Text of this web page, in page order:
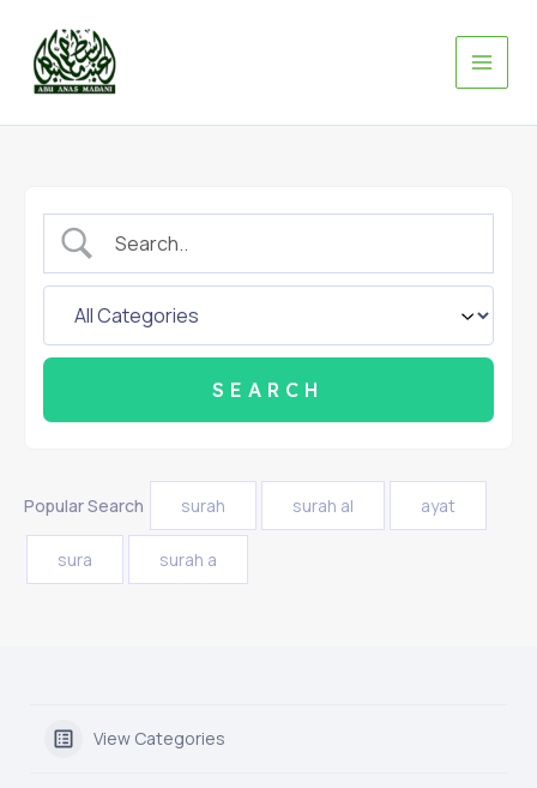
content
Popular Search surah surah al ayat
sura surah a
View Categories